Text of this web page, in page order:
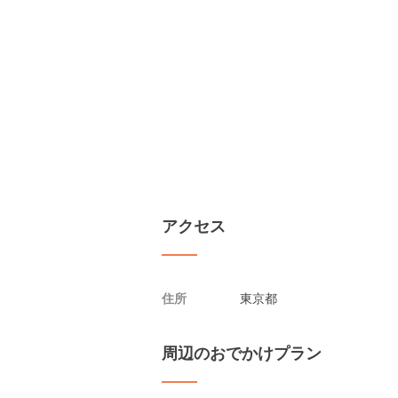
アクセス
住所 東京都
周辺のおでかけプラン